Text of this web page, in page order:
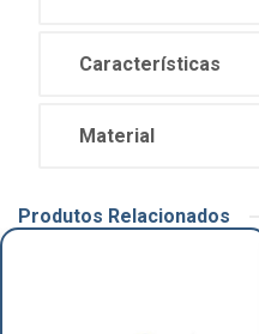
Características
Material
Produtos Relacionados